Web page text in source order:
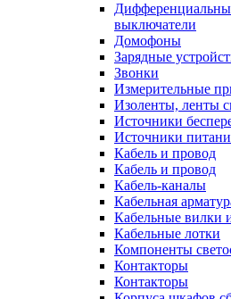
выключатели
Домофоны
Зарядные
Звонки
Измерительные
Изоленты, ленты
Источники
Источники
Кабель и провод
Кабель и провод
Кабель-каналы
Кабельная
Кабельные вилки
Кабельные лотки
Компоненты
Контакторы
Контакторы